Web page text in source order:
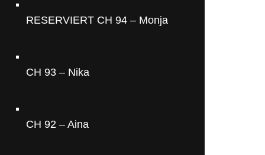
RESERVIERT CH 94 – Monja
CH 93 – Nika
CH 92 – Aina